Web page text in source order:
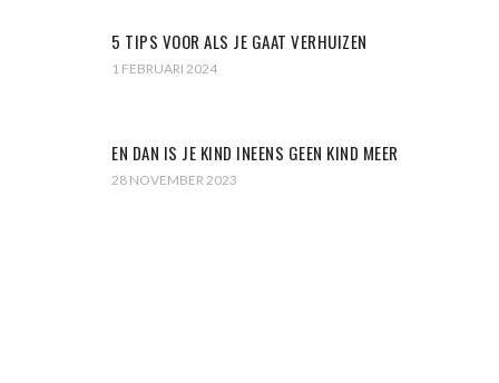
5 TIPS VOOR ALS JE GAAT VERHUIZEN
1 FEBRUARI 2024
EN DAN IS JE KIND INEENS GEEN KIND MEER
28 NOVEMBER 2023